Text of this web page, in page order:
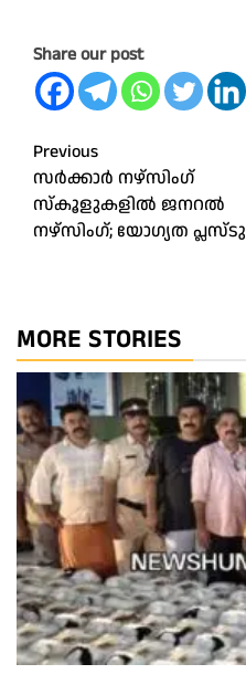
Share our post
Post
navigation
Previous
സര്‍ക്കാര്‍ നഴ്‌സിംഗ്
സ്‌കൂളുകളില്‍ ജനറല്‍
നഴ്‌സിംഗ്; യോഗ്യത പ്ലസ്ടു
MORE STORIES